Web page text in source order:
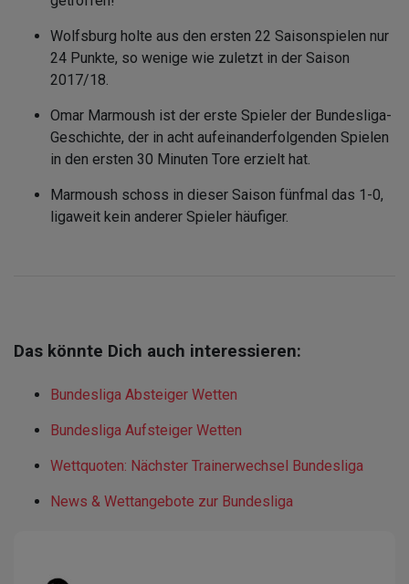
Wolfsburg holte aus den ersten 22 Saisonspielen nur
24 Punkte, so wenige wie zuletzt in der Saison
2017/18.
Omar Marmoush ist der erste Spieler der Bundesliga-
Geschichte, der in acht aufeinanderfolgenden Spielen
in den ersten 30 Minuten Tore erzielt hat.
Marmoush schoss in dieser Saison fünfmal das 1-0,
ligaweit kein anderer Spieler häufiger.
Das könnte Dich auch interessieren:
Bundesliga Absteiger Wetten
Bundesliga Aufsteiger Wetten
Wettquoten: Nächster Trainerwechsel Bundesliga
News & Wettangebote zur Bundesliga